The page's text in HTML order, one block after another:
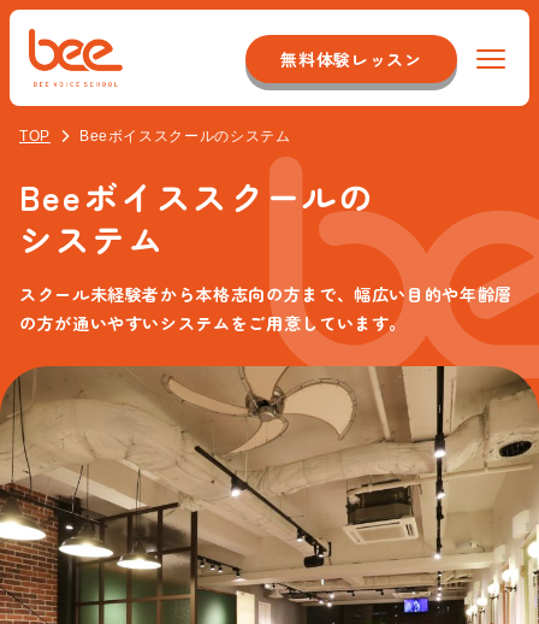
無料体験レッスン
Beeについて
特徴
店舗のこだわり
サポート体制
最新情報
よくある質問
コース紹介
オンラインレッスンコース
ナレーター＆アナウンサーコース
舞台/俳優コース
講師コース
スピーチ・プレゼンコース
滑舌コース
料金
アクセス
校舎一覧
新宿校
池袋本校
お客様の声
お問い合わせ
TOP Beeボイススクールのシステム
Beeボイススクールの
システム
スクール未経験者から本格志向の方まで、幅広い目的や年齢層
の方が通いやすいシステムをご用意しています。